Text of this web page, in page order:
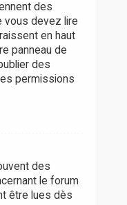
des
vous devez lire
en haut
panneau de
des
permissions
des
le forum
être lues dès